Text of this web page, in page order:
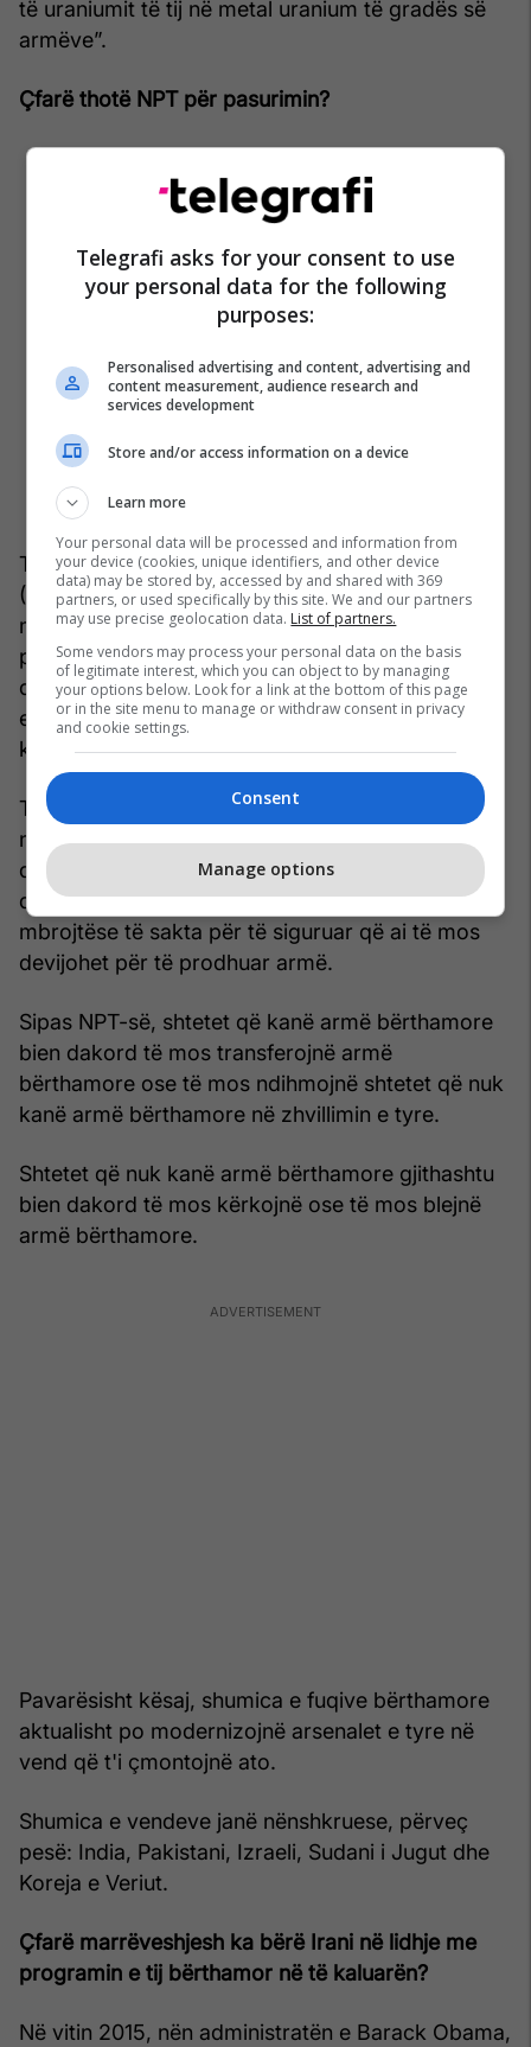
të uraniumit të tij në metal uranium të gradës së
armëve”.
Çfarë thotë NPT për pasurimin?
Traktati për Mospërhapjen e Armëve Bërthamore
(NPT), i miratuar në vitin 1968, është një
marrëveshje ndërkombëtare historike që synon
parandalimin e përhapjes së armëve bërthamore
dhe promovimin e përdorimeve paqësore të
energjisë bërthamore. Irani është nënshkrues i
këtij pakti.
Traktati mbështet të drejtën e të gjithë
nënshkruesve për të pasuruar uraniumin për
qëllime paqësore, duke përfshirë energjinë,
qëllime mjekësore ose industriale, me masa
mbrojtëse të sakta për të siguruar që ai të mos
devijohet për të prodhuar armë.
Sipas NPT-së, shtetet që kanë armë bërthamore
bien dakord të mos transferojnë armë
bërthamore ose të mos ndihmojnë shtetet që nuk
kanë armë bërthamore në zhvillimin e tyre.
Shtetet që nuk kanë armë bërthamore gjithashtu
bien dakord të mos kërkojnë ose të mos blejnë
armë bërthamore.
Pavarësisht kësaj, shumica e fuqive bërthamore
aktualisht po modernizojnë arsenalet e tyre në
vend që t'i çmontojnë ato.
Shumica e vendeve janë nënshkruese, përveç
pesë: India, Pakistani, Izraeli, Sudani i Jugut dhe
Koreja e Veriut.
Çfarë marrëveshjesh ka bërë Irani në lidhje me
programin e tij bërthamor në të kaluarën?
Në vitin 2015, nën administratën e Barack Obama,
Telegrafi asks for your consent to use
your personal data for the following
purposes:
Personalised advertising and content, advertising and
content measurement, audience research and
services development
Store and/or access information on a device
Learn more
Your personal data will be processed and information from
your device (cookies, unique identifiers, and other device
data) may be stored by, accessed by and shared with 369
partners, or used specifically by this site. We and our partners
may use precise geolocation data. List of partners.
Some vendors may process your personal data on the basis
of legitimate interest, which you can object to by managing
your options below. Look for a link at the bottom of this page
or in the site menu to manage or withdraw consent in privacy
and cookie settings.
Consent
Manage options